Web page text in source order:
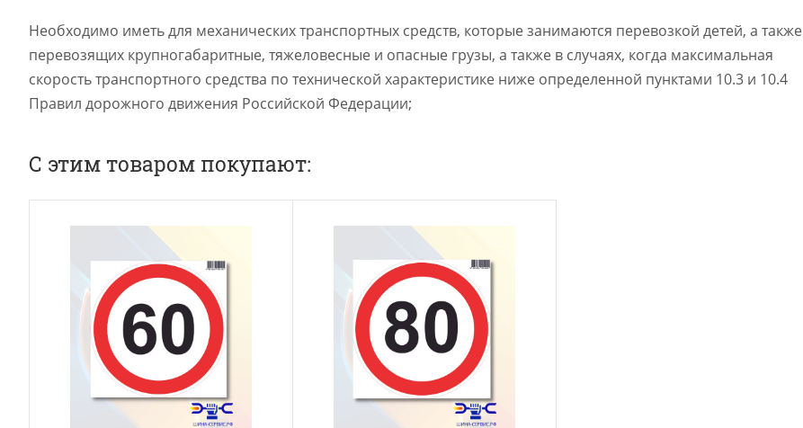
Необходимо иметь для механических транспортных средств, которые занимаются перевозкой детей, а также
перевозящих крупногабаритные, тяжеловесные и опасные грузы, а также в случаях, когда максимальная
скорость транспортного средства по технической характеристике ниже определенной пунктами 10.3 и 10.4
Правил дорожного движения Российской Федерации;
С этим товаром покупают: